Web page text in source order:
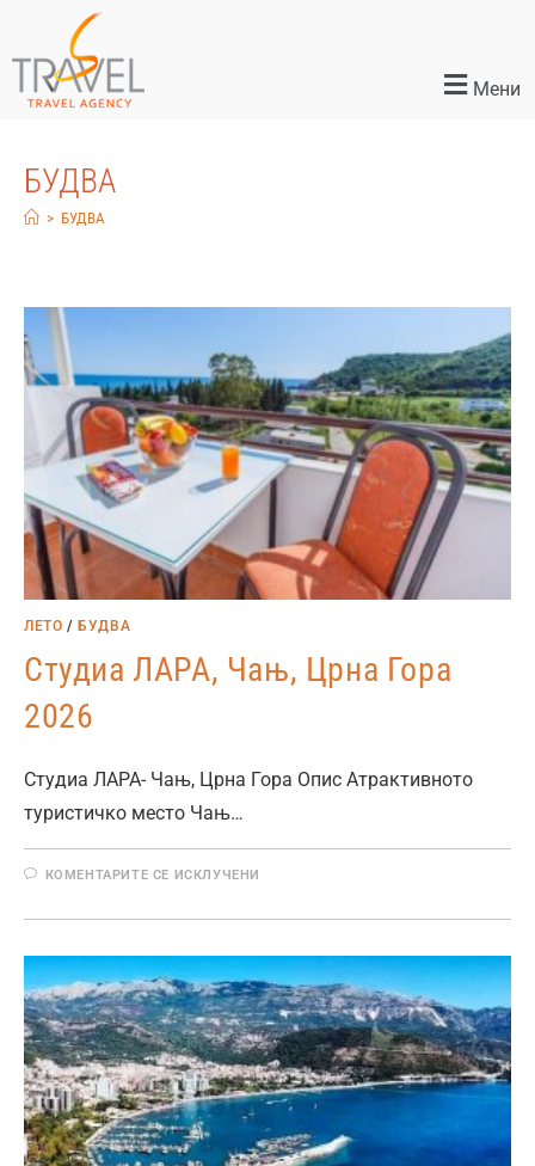
Мени
БУДВА
> БУДВА
ЛЕТО /БУДВА
Студиа ЛАРА, Чањ, Црна Гора
2026
Студиа ЛАРА- Чањ, Црна Гора Опис Атрактивното
туристичко место Чањ…
КОМЕНТАРИТЕ СЕ ИСКЛУЧЕНИ